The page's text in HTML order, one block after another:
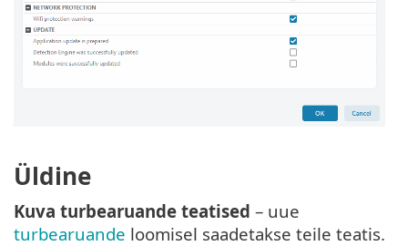
Üldine
Kuva turbearuande teatised – uue
turbearuande loomisel saadetakse teile teatis.